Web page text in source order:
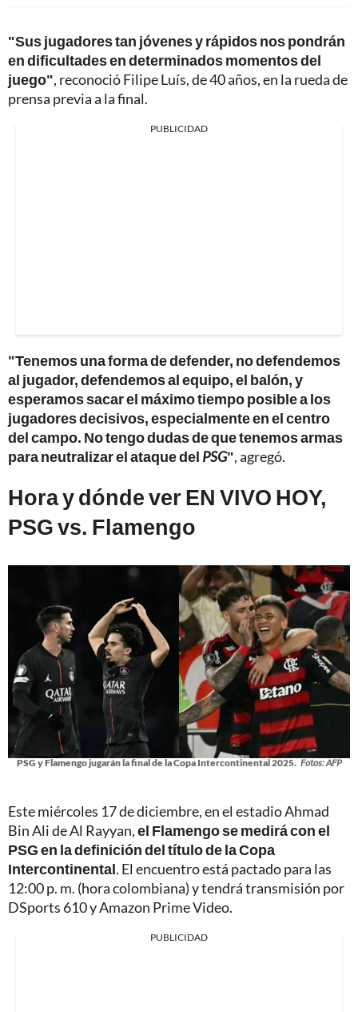
"Sus jugadores tan jóvenes y rápidos nos pondrán
en dificultades en determinados momentos del
juego", reconoció Filipe Luís, de 40 años, en la rueda de
prensa previa a la final.
PUBLICIDAD
"Tenemos una forma de defender, no defendemos
al jugador, defendemos al equipo, el balón, y
esperamos sacar el máximo tiempo posible a los
jugadores decisivos, especialmente en el centro
del campo. No tengo dudas de que tenemos armas
para neutralizar el ataque del PSG", agregó.
Hora y dónde ver EN VIVO HOY,
PSG vs. Flamengo
PSG y Flamengo jugarán la final de la Copa Intercontinental 2025. Fotos: AFP
Este miércoles 17 de diciembre, en el estadio Ahmad
Bin Ali de Al Rayyan,el Flamengo se medirá con el
PSG en la definición del título de la Copa
Intercontinental. El encuentro está pactado para las
12:00 p. m. (hora colombiana) y tendrá transmisión por
DSports 610 y Amazon Prime Video.
PUBLICIDAD